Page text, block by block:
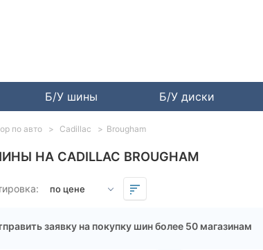
Б/У шины Б/У диски
НА CADILLAC BROUGHAM
заявку на покупку шин более 50 магазинам
по авто Cadillac Brougham